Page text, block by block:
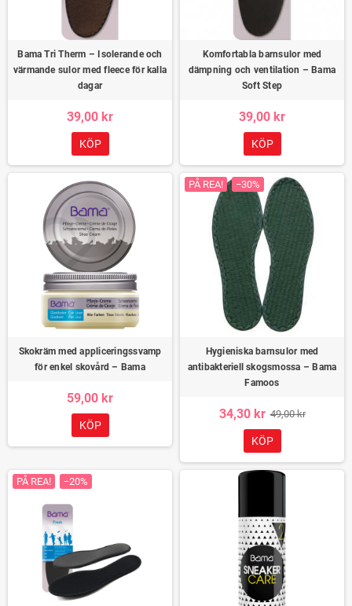
Bama Tri Therm – Isolerande och
värmande sulor med fleece för kalla
dagar
39,00 kr
KÖP
Komfortabla barnsulor med
dämpning och ventilation – Bama
Soft Step
39,00 kr
KÖP
Skokräm med appliceringssvamp
för enkel skovård – Bama
59,00 kr
KÖP
PÅ REA! −30%
Hygieniska barnsulor med
antibakteriell skogsmossa – Bama
Famoos
34,30 kr 49,00 kr
KÖP
PÅ REA! −20%